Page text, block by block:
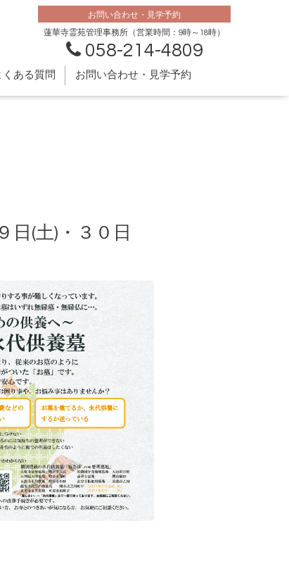
お問い合わせ・見学予約
蓮華寺霊苑管理事務所（営業時間：9時～18時）
058-214-4809
くある質問 お問い合わせ・見学予約
日(土)・３０日